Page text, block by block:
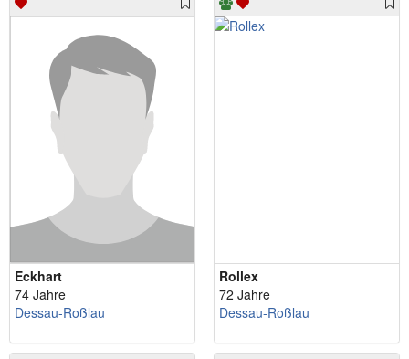
Eckhart
74 Jahre
Dessau-Roßlau
Rollex
72 Jahre
Dessau-Roßlau